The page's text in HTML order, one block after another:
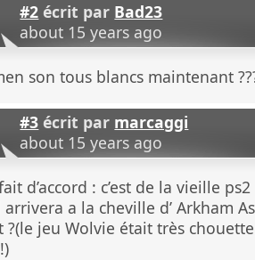
#2 écrit par Bad23
about 15 years ago
son tous blancs maintenant
#3 écrit par marcaggi
about 15 years ago
d’accord : c’est de la vieille
arrivera a la cheville d’ Arkham
?(le jeu Wolvie était très